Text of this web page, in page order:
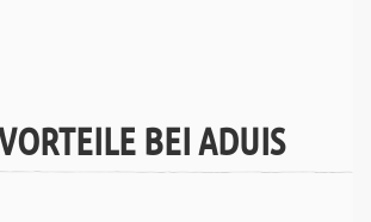
BEI ADUIS